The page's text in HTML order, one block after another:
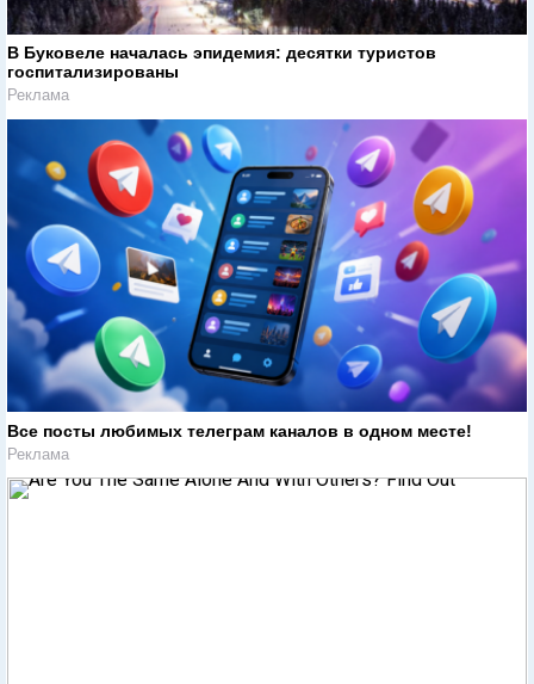
В Буковеле началась эпидемия: десятки туристов
госпитализированы
Реклама
Все посты любимых телеграм каналов в одном месте!
Реклама